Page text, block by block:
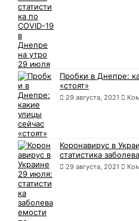
Пробки в Днепре:
«стоят»
29 августа, 2021
Коронавирус в
статистика
29 августа, 2021